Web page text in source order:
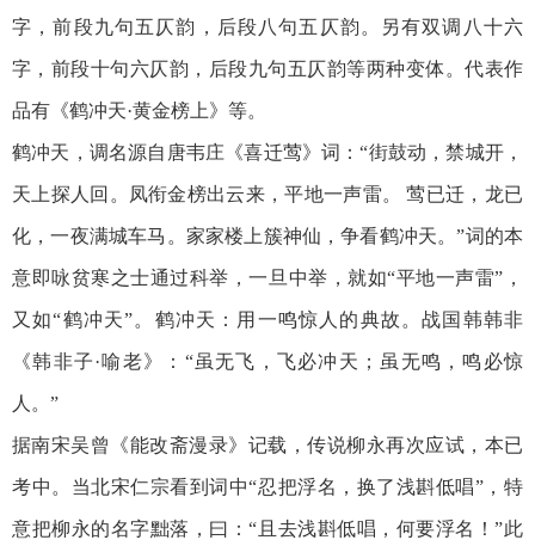
字，前段九句五仄韵，后段八句五仄韵。另有双调八十六
字，前段十句六仄韵，后段九句五仄韵等两种变体。代表作
品有《鹤冲天·黄金榜上》等。
鹤冲天，调名源自唐韦庄《喜迁莺》词：“街鼓动，禁城开，
天上探人回。凤衔金榜出云来，平地一声雷。 莺已迁，龙已
化，一夜满城车马。家家楼上簇神仙，争看鹤冲天。”词的本
意即咏贫寒之士通过科举，一旦中举，就如“平地一声雷”，
又如“鹤冲天”。鹤冲天：用一鸣惊人的典故。战国韩韩非
《韩非子·喻老》：“虽无飞，飞必冲天；虽无鸣，鸣必惊
人。”
据南宋吴曾《能改斋漫录》记载，传说柳永再次应试，本已
考中。当北宋仁宗看到词中“忍把浮名，换了浅斟低唱”，特
意把柳永的名字黜落，曰：“且去浅斟低唱，何要浮名！”此